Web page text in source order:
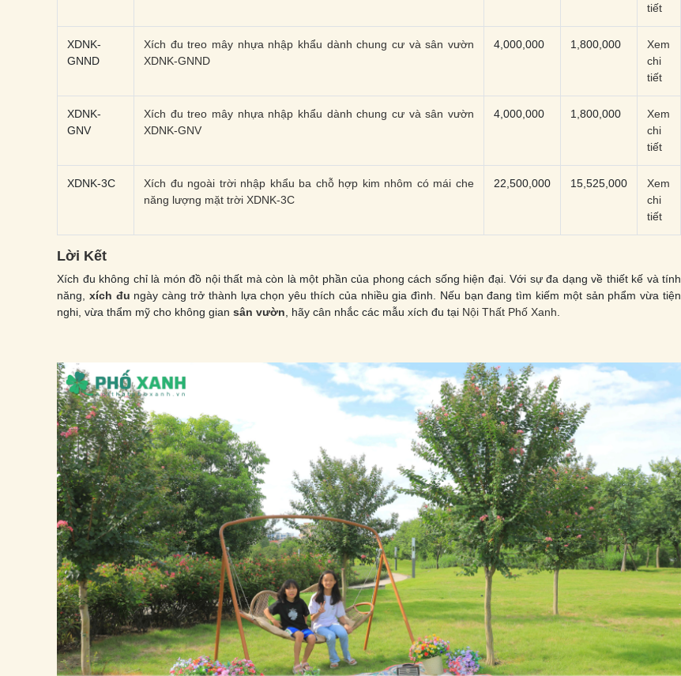
tiết
XDNK-
GNND
Xích đu treo mây nhựa nhập khẩu dành chung cư và sân vườn
XDNK-GNND
4,000,000 1,800,000
Xem
chi
tiết
XDNK-
GNV
Xích đu treo mây nhựa nhập khẩu dành chung cư và sân vườn
XDNK-GNV
4,000,000 1,800,000
Xem
chi
tiết
XDNK-3C
Xích đu ngoài trời nhập khẩu ba chỗ hợp kim nhôm có mái che
năng lượng mặt trời XDNK-3C
22,500,000 15,525,000
Xem
chi
tiết
Lời Kết
Xích đu không chỉ là món đồ nội thất mà còn là một phần của phong cách sống hiện đại. Với sự đa dạng về thiết kế và tính
năng, xích đu ngày càng trở thành lựa chọn yêu thích của nhiều gia đình. Nếu bạn đang tìm kiếm một sản phẩm vừa tiện
nghi, vừa thẩm mỹ cho không gian sân vườn , hãy cân nhắc các mẫu xích đu tại Nội Thất Phố Xanh